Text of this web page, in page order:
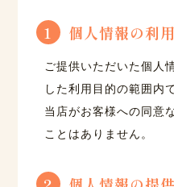
1 個人情報の利用
ご提供いただいた個人
した利用目的の範囲内
当店がお客様への同意
ことはありません。